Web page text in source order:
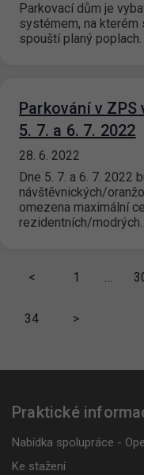
Parkovací dům je
systémem, na
spouští planý
Parkování v
5. 7. a 6. 7. 2022
28. 6. 2022
Dne 5. 7. a 6. 7. 2022
návštěvnických/
omezena maximální
rezidentních/
< 1 …
34 >
Praktické
Nabídka spolupráce -
Ke stažení